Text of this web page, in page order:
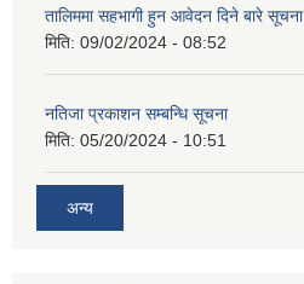
तालिममा सहभागी हुन आवेदन दिने बारे सूचना
मिति: 09/02/2024 - 08:52
नतिजा प्रकाशन सम्बन्धि सूचना
मिति: 05/20/2024 - 10:51
अन्य